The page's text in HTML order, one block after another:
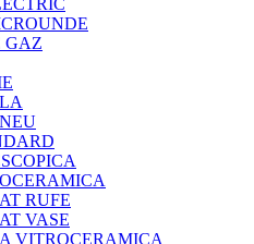
GAZ
RUFE
VASE
VITROCERAMICA